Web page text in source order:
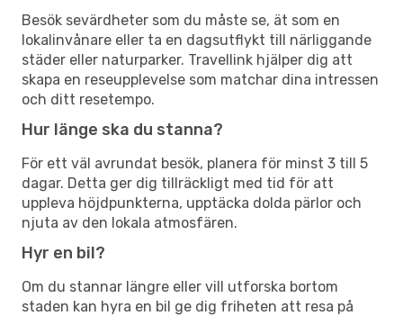
Besök sevärdheter som du måste se, ät som en
lokalinvånare eller ta en dagsutflykt till närliggande
städer eller naturparker. Travellink hjälper dig att
skapa en reseupplevelse som matchar dina intressen
och ditt resetempo.
Hur länge ska du stanna?
För ett väl avrundat besök, planera för minst 3 till 5
dagar. Detta ger dig tillräckligt med tid för att
uppleva höjdpunkterna, upptäcka dolda pärlor och
njuta av den lokala atmosfären.
Hyr en bil?
Om du stannar längre eller vill utforska bortom
staden kan hyra en bil ge dig friheten att resa på